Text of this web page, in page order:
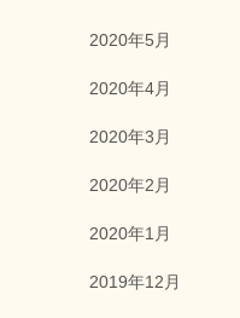
2020年5月
2020年4月
2020年3月
2020年2月
2020年1月
2019年12月